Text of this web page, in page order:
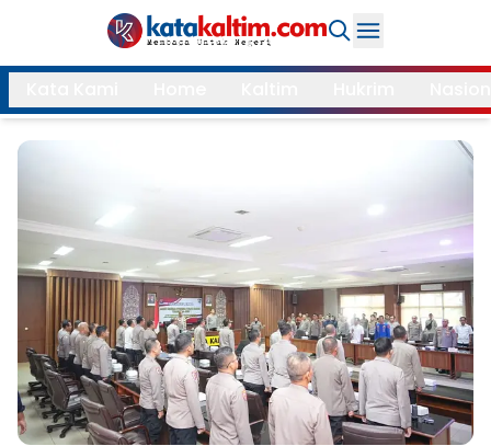
Daerah
Kukar
Samarinda
Kubar
Kutim
PPU
Mahulu
Paser
Berau
More
Internasional
Feature
Search